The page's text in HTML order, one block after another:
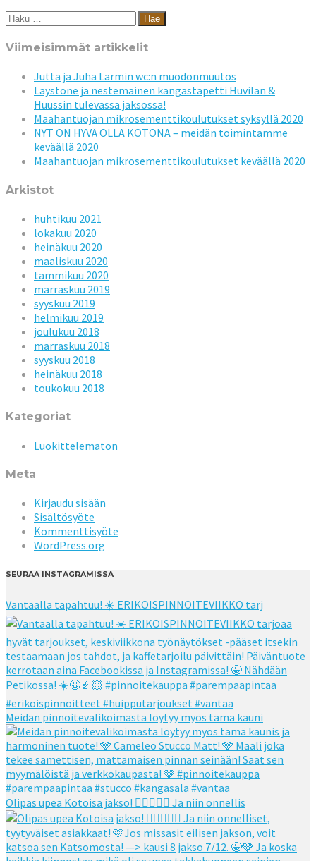
Haku:
Viimeisimmät artikkelit
Jutta ja Juha Larmin wc:n muodonmuutos
Laystone ja nestemäinen kangastapetti Huvilan &
Huussin tulevassa jaksossa!
Maahantuojan mikrosementtikoulutukset syksyllä 2020
NYT ON HYVÄ OLLA KOTONA – meidän toimintamme
keväällä 2020
Maahantuojan mikrosementtikoulutukset keväällä 2020
Arkistot
huhtikuu 2021
lokakuu 2020
heinäkuu 2020
maaliskuu 2020
tammikuu 2020
marraskuu 2019
syyskuu 2019
helmikuu 2019
joulukuu 2018
marraskuu 2018
syyskuu 2018
heinäkuu 2018
toukokuu 2018
Kategoriat
Luokittelematon
Meta
Kirjaudu sisään
Sisältösyöte
Kommenttisyöte
WordPress.org
SEURAA INSTAGRAMISSA
Vantaalla tapahtuu! ☀️ ERIKOISPINNOITEVIIKKO tarj
Meidän pinnoitevalikoimasta löytyy myös tämä kauni
Olipas upea Kotoisa jakso! 👌🏻👌🏻🧡 Ja niin onnellis